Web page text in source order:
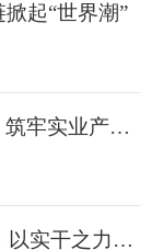
起“世界潮”
好评中国丨打通“两业融合”通道，筑牢实业产才根基
好评中国丨以破茧之勇改写时势，以实干之力重塑赛道